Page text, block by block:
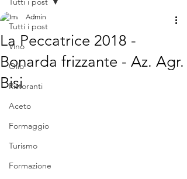
Tutti i post
Vino
Olio
Ristoranti
Aceto
Formaggio
Turismo
Formazione
​La Peccatrice 2018 -
Bonarda frizzante - Az. Agr.
Bisi
Admin